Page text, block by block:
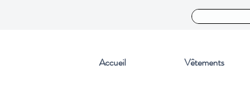
Accueil Vêtements